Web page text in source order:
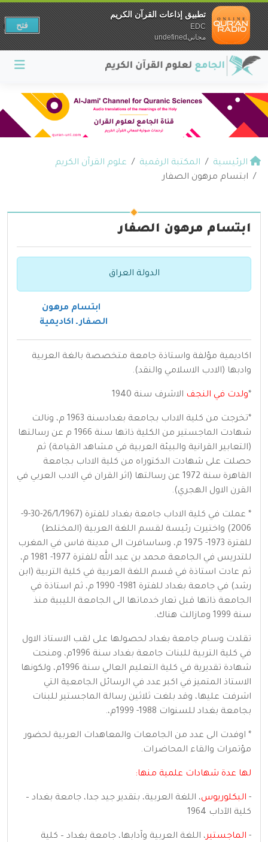
الرئيسية المكتبة الرقمية
علوم القرآن الكريم
ابتسام مرهون الصفار
ابتسام مرهون الصفار
الدولة العراق
ابتسام مرهون
الصفار ـ اكاديمية
اكاديمية مؤلفة واستاذة جامعة متخصصة بالغة العربية
وادبها (الادب الاسلامي والنقد).
*ولدت في النجف الاشرف سنة 1940
*تخرجت من كلية الاداب بجامعة بغدادسنة 1963 م، ونالت
شهادت الماجستير من الكلية ذاتها سنة 1966 م عن رسالتها
(التعابير القرانية والبيئة العربية في مشاهد القيامة) ثم
حصلت على شهادت الدكتوراه من كلية الاداب بجامعة
القاهرة سنة 1972 عن رسالتها (اثر القران في الادب العربي في
القرن الاول الهجري).
* عملت في كلية الاداب جامعة بغداد للفترة (26/1/1967-30-9-
2006) واختيرت رئيسة لقسم اللغة العربية (المختلط)
للفترة 1973- 1975 م، وساسافرت الى مدينة فاس في المغرب
للتدريس في الجامعة محمد بن عبد الله للفترة 1977- 1981 م،
ثم عادت استاذة في قسم اللغة العربية في كلية التربية (ابن
رشد) في جامعة بغداد للفترة 1981- 1990 م، ثم استاذة في
الجامعة ذاتها قبل تعار خدماتها الى الجامعة الليبية منذ
سنة 1999 ومازالت هناك.
تقلدت وسام جامعة بغداد لحصولها على لقب الاستاذ الاول
في كلية التربية للبنات جامعة بغداد سنة 1996م، ومنحت
شهادة تقديرية في كلية التعليم العالي سنة 1996م، ولكونها
الاستاذ المتميز في اكبر عدد في الرسائل الجامعية التي
اشرفت عليها، وقد بلغت ثلاثين رسالة الماجستير للبنات
بجامعة بغداد للسنوات 1988- 1999م،.
* اوفدت الى عدد من الجامعات والمعاهدات العربية لحضور
مؤتمرات والقاء المحاضرات.
لها عدة شهادات علمية منها:
- البكلوريوس، اللغة العربية، بتقدير جيد جدا، جامعة بغداد –
كلية الآداب 1964
- الماجستير، اللغة العربية وآدابها، جامعة بغداد – كلية
تطبيق إذاعات القرآن الكريم
EDC
مجانيundefined
فتح